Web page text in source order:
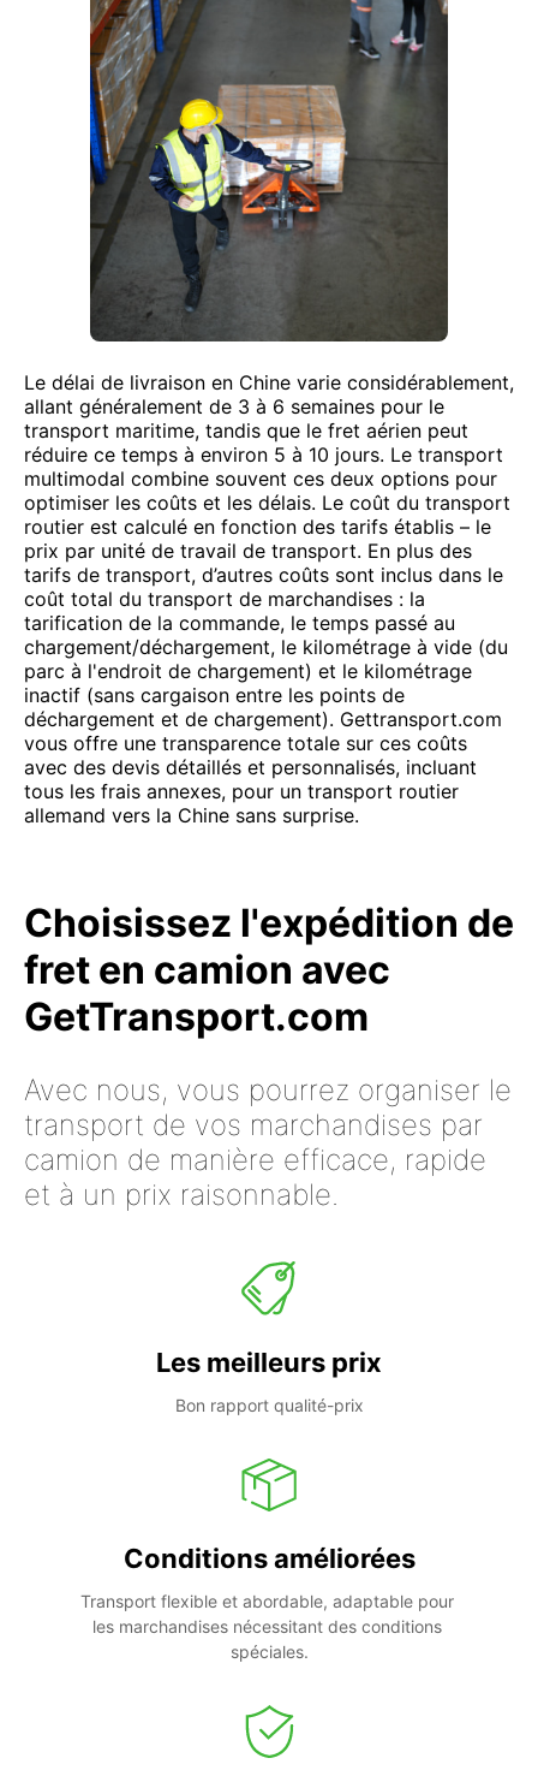
Le délai de livraison en Chine varie considérablement,
allant généralement de 3 à 6 semaines pour le
transport maritime, tandis que le fret aérien peut
réduire ce temps à environ 5 à 10 jours. Le transport
multimodal combine souvent ces deux options pour
optimiser les coûts et les délais. Le coût du transport
routier est calculé en fonction des tarifs établis – le
prix par unité de travail de transport. En plus des
tarifs de transport, d’autres coûts sont inclus dans le
coût total du transport de marchandises : la
tarification de la commande, le temps passé au
chargement/déchargement, le kilométrage à vide (du
parc à l'endroit de chargement) et le kilométrage
inactif (sans cargaison entre les points de
déchargement et de chargement). Gettransport.com
vous offre une transparence totale sur ces coûts
avec des devis détaillés et personnalisés, incluant
tous les frais annexes, pour un transport routier
allemand vers la Chine sans surprise.
Choisissez l'expédition de
fret en camion avec
GetTransport.com
Avec nous, vous pourrez organiser le
transport de vos marchandises par
camion de manière efficace, rapide
et à un prix raisonnable.
Les meilleurs prix
Bon rapport qualité-prix
Conditions améliorées
Transport flexible et abordable, adaptable pour
les marchandises nécessitant des conditions
spéciales.